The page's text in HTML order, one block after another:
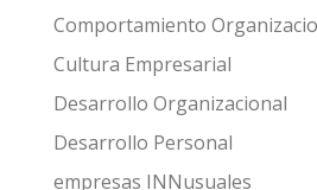
Comportamiento
Cultura Empresarial
Desarrollo Organizacional
Desarrollo Personal
empresas INNusuales